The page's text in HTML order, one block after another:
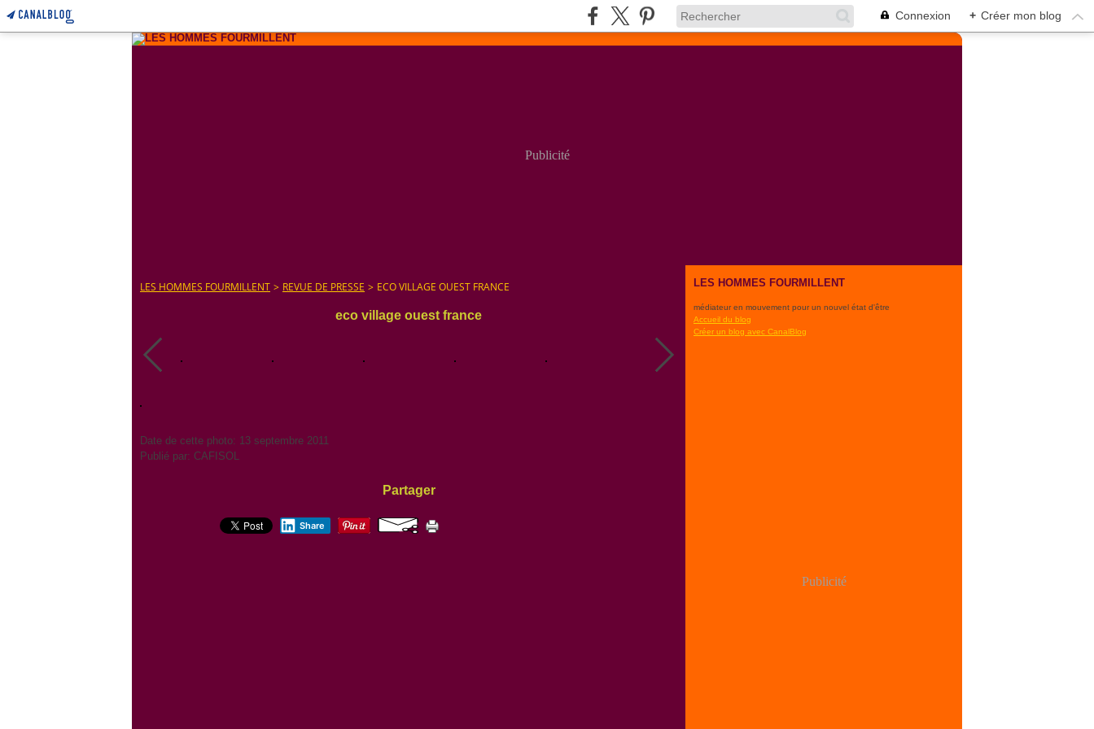
Connexion + Créer mon blog
Publicité
LES HOMMES FOURMILLENT > REVUE DE PRESSE > ECO VILLAGE OUEST FRANCE
eco village ouest france
Date de cette photo: 13 septembre 2011
Publié par: CAFISOL
Partager
Share
LES HOMMES FOURMILLENT
médiateur en mouvement pour un nouvel état d'être
Accueil du blog
Créer un blog avec CanalBlog
Publicité